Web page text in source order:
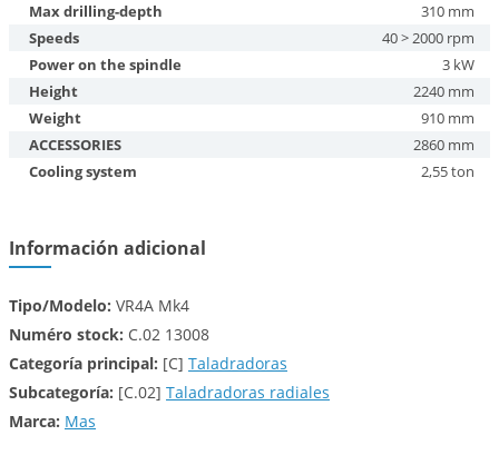
Max drilling-depth
310 mm
Speeds
40 > 2000 rpm
Power on the spindle
3 kW
Height
2240 mm
Weight
910 mm
ACCESSORIES
2860 mm
Cooling system
2,55 ton
Información adicional
Tipo/Modelo: VR4A Mk4
Numéro stock: C.02 13008
Categoría principal: [C] Taladradoras
Subcategoría: [C.02] Taladradoras radiales
Marca: Mas